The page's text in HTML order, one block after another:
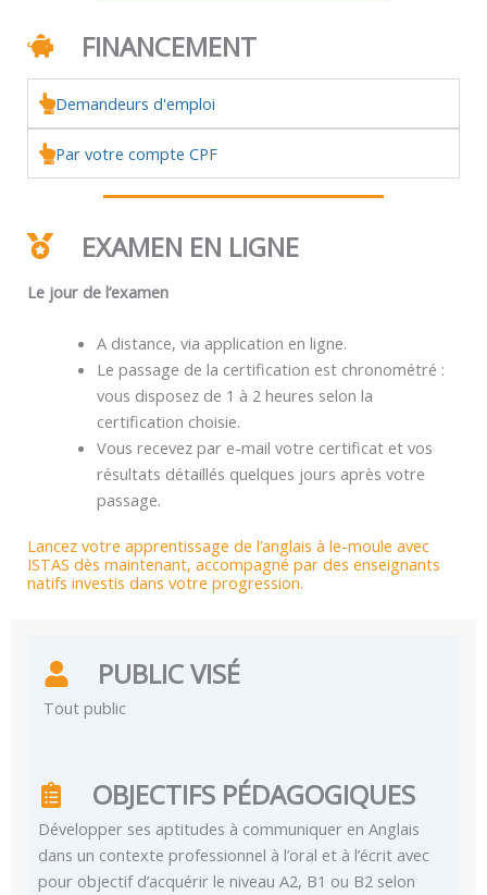
FINANCEMENT
Demandeurs d'emploi
Par votre compte CPF
EXAMEN EN LIGNE
Le jour de l’examen
A distance, via application en ligne.
Le passage de la certification est chronométré :
vous disposez de 1 à 2 heures selon la
certification choisie.
Vous recevez par e-mail votre certificat et vos
résultats détaillés quelques jours après votre
passage.
Lancez votre apprentissage de l’anglais à le-moule avec
ISTAS dès maintenant, accompagné par des enseignants
natifs investis dans votre progression.
PUBLIC VISÉ
Tout public
OBJECTIFS PÉDAGOGIQUES
Développer ses aptitudes à communiquer en Anglais
dans un contexte professionnel à l’oral et à l’écrit avec
pour objectif d’acquérir le niveau A2, B1 ou B2 selon